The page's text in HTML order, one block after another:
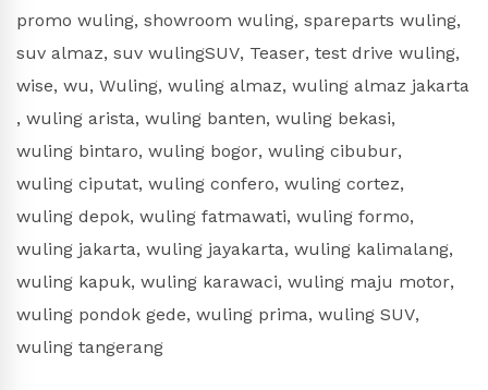
promo wuling, showroom wuling, spareparts wuling,
suv almaz, suv wulingSUV, Teaser, test drive wuling,
wise, wu, Wuling, wuling almaz, wuling almaz jakarta
, wuling arista, wuling banten, wuling bekasi,
wuling bintaro, wuling bogor, wuling cibubur,
wuling ciputat, wuling confero, wuling cortez,
wuling depok, wuling fatmawati, wuling formo,
wuling jakarta, wuling jayakarta, wuling kalimalang,
wuling kapuk, wuling karawaci, wuling maju motor,
wuling pondok gede, wuling prima, wuling SUV,
wuling tangerang